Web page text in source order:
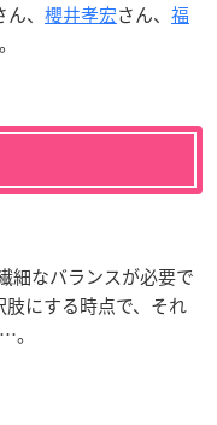
ん、 櫻井孝宏さん、 福
細なバランスが必要で
にする時点で、それ
。